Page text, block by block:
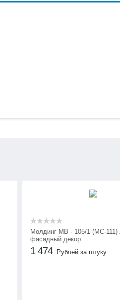
Молдинг МВ - 105/1 (МС-111)
фасадный декор
1 474 Рублей за штуку